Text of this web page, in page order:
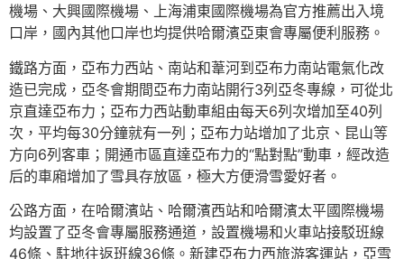
機場、大興國際機場、上海浦東國際機場為官方推薦出入境
口岸，國內其他口岸也均提供哈爾濱亞東會專屬便利服務。
鐵路方面，亞布力西站、南站和葦河到亞布力南站電氣化改
造已完成，亞冬會期間亞布力南站開行3列亞冬專線，可從北
京直達亞布力；亞布力西站動車組由每天6列次增加至40列
次，平均每30分鐘就有一列；亞布力站增加了北京、昆山等
方向6列客車；開通市區直達亞布力的“點對點”動車，經改造
后的車廂增加了雪具存放區，極大方便滑雪愛好者。
公路方面，在哈爾濱站、哈爾濱西站和哈爾濱太平國際機場
均設置了亞冬會專屬服務通道，設置機場和火車站接駁班線
46條、駐地往返班線36條。新建亞布力西旅游客運站，亞雪